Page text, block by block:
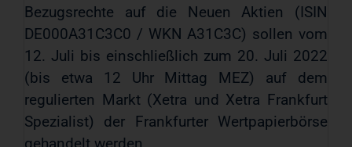
Bezugsrechte auf die Neuen Aktien (ISIN
DE000A31C3C0 / WKN A31C3C) sollen vom
12. Juli bis einschließlich zum 20. Juli 2022
(bis etwa 12 Uhr Mittag MEZ) auf dem
regulierten Markt (Xetra und Xetra Frankfurt
Spezialist) der Frankfurter Wertpapierbörse